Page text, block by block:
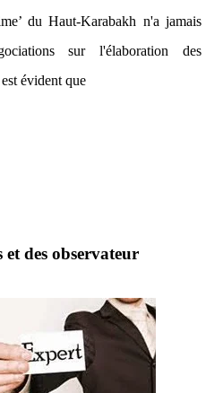
du Haut-Karabakh n'a jamais
sur l'élaboration des
évident que
et des observateur